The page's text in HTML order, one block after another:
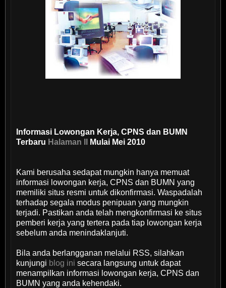
Informasi Lowongan Kerja, CPNS dan BUMN
Terbaru Halaman II Mulai Mei 2010
Kami berusaha sedapat mungkin hanya memuat
informasi lowongan kerja, CPNS dan BUMN yang
memiliki situs resmi untuk dikonfirmasi. Waspadalah
terhadap segala modus penipuan yang mungkin
terjadi. Pastikan anda telah mengkonfirmasi ke situs
pemberi kerja yang tertera pada tiap lowongan kerja
sebelum anda menindaklanjuti.
Bila anda berlangganan melalui RSS, silahkan
kunjungi blog ini secara langsung untuk dapat
menampilkan informasi lowongan kerja, CPNS dan
BUMN yang anda kehendaki.